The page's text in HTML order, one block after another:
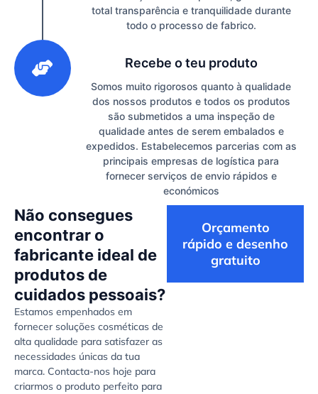
total transparência e tranquilidade durante
todo o processo de fabrico.
Recebe o teu produto
Somos muito rigorosos quanto à qualidade
dos nossos produtos e todos os produtos
são submetidos a uma inspeção de
qualidade antes de serem embalados e
expedidos. Estabelecemos parcerias com as
principais empresas de logística para
fornecer serviços de envio rápidos e
económicos
Não consegues
encontrar o
fabricante ideal de
produtos de
cuidados pessoais?
Estamos empenhados em
fornecer soluções cosméticas de
alta qualidade para satisfazer as
necessidades únicas da tua
marca. Contacta-nos hoje para
criarmos o produto perfeito para
Orçamento
rápido e desenho
gratuito